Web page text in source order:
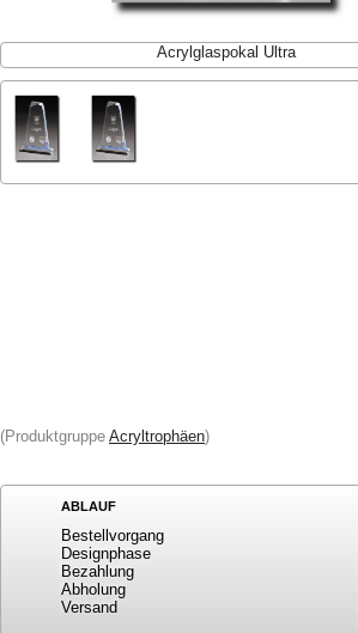
Acrylglaspokal Ultra
(Produktgruppe Acryltrophäen)
ABLAUF
Bestellvorgang
Designphase
Bezahlung
Abholung
Versand